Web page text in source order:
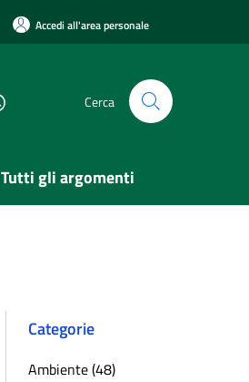
Accedi all'area personale
Cerca
Tutti gli argomenti
Categorie
Ambiente (48)